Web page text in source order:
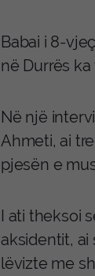
Babai i 8-
në Durrës
Në një
Ahmeti, ai
pjesën e
I ati theksoi
aksidentit, ai
lëvizte me